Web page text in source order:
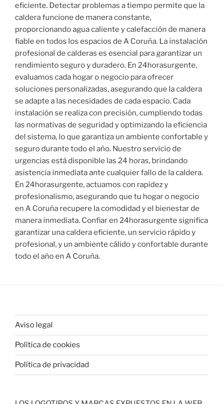
eficiente. Detectar problemas a tiempo permite que la
caldera funcione de manera constante,
proporcionando agua caliente y calefacción de manera
fiable en todos los espacios de A Coruña. La instalación
profesional de calderas es esencial para garantizar un
rendimiento seguro y duradero. En 24horasurgente,
evaluamos cada hogar o negocio para ofrecer
soluciones personalizadas, asegurando que la caldera
se adapte a las necesidades de cada espacio. Cada
instalación se realiza con precisión, cumpliendo todas
las normativas de seguridad y optimizando la eficiencia
del sistema, lo que garantiza un ambiente confortable y
seguro durante todo el año. Nuestro servicio de
urgencias está disponible las 24 horas, brindando
asistencia inmediata ante cualquier fallo de la caldera.
En 24horasurgente, actuamos con rapidez y
profesionalismo, asegurando que tu hogar o negocio
en A Coruña recupere la comodidad y el bienestar de
manera inmediata. Confiar en 24horasurgente significa
garantizar una caldera eficiente, un servicio rápido y
profesional, y un ambiente cálido y confortable durante
todo el año en A Coruña.
Aviso legal
Política de cookies
Política de privacidad